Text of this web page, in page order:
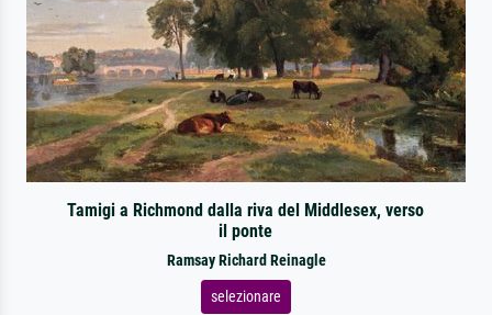
Tamigi a Richmond dalla riva del Middlesex, verso
il ponte
Ramsay Richard Reinagle
selezionare